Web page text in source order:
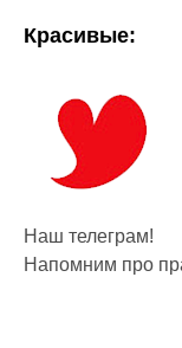
Красивые:
Наш телеграм!
Напомним про